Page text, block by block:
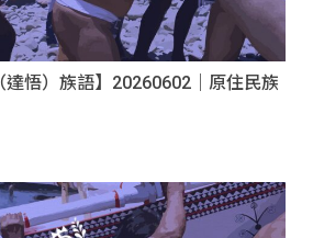
達悟）族語】20260602｜原住民族